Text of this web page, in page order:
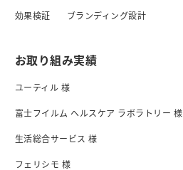
効果検証 ブランディング設計
お取り組み実績
ユーティル 様
富士フイルム ヘルスケア ラボラトリー 様
生活総合サービス 様
フェリシモ 様